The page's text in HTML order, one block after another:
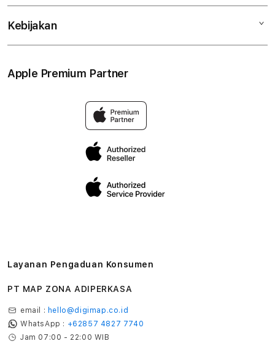
Tukar tambah
Lokasi servis center
Pembatalan transaksi
Edukasi & Perusahaan
Hubungi kami
Tentang Digimap
Kebijakan
Apple Premium Partner
Layanan Pengaduan Konsumen
PT MAP ZONA ADIPERKASA
email : hello@digimap.co.id
WhatsApp : +62857 4827 7740
Jam 07:00 - 22:00 WIB